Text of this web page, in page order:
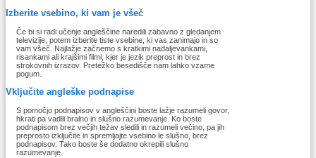
Izberite vsebino, ki vam je všeč
Če bi si radi učenje angleščine naredili zabavno z gledanjem
televizije, potem izberite tiste vsebine, ki vas zanimajo in so
vam všeč. Najlažje začnemo s kratkimi nadaljevankami,
risankami ali krajšimi filmi, kjer je jezik preprost in brez
strokovnih izrazov. Pretežko besedišče nam lahko vzame
pogum.
Vključite angleške podnapise
S pomočjo podnapisov v angleščini boste lažje razumeli govor,
hkrati pa vadili bralno in slušno razumevanje. Ko boste
podnapisom brez večjih težav sledili in razumeli večino, pa jih
preprosto izključite in spremljajte vsebino le slušno, brez
podnapisov. Tako boste še dodatno okrepili slušno
razumevanje.